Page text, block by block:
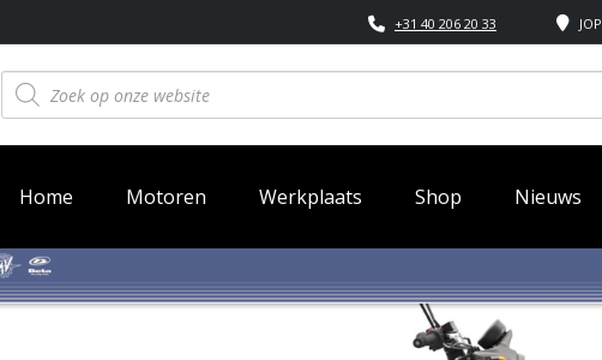
+31 40 206 20 33
Producten
zoeken
Home Motoren Werkplaats Shop Nieuws